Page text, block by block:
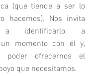
(que tiende a ser lo
hacemos). Nos invita
a identificarlo, a
un momento con él y,
poder ofrecernos el
que necesitamos.